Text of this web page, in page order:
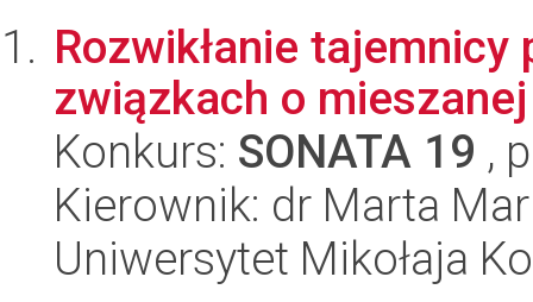
Rozwikłanie tajemnicy
związkach o
Konkurs: SONATA 19 ,
Kierownik: dr Marta
Uniwersytet Mikołaja